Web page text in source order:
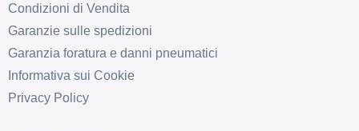
Condizioni di Vendita
Garanzie sulle spedizioni
Garanzia foratura e danni pneumatici
Informativa sui Cookie
Privacy Policy